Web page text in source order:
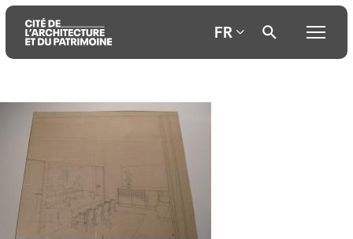
contenu
principal
menu
principal
recherche
FR